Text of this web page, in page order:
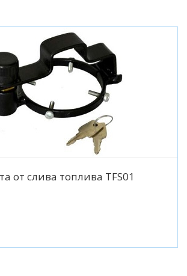
Подробнее
от слива топлива TFS01